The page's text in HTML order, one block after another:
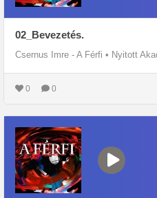
02_Bevezetés.
Csernus Imre - A Férfi • Nyitott
0 0